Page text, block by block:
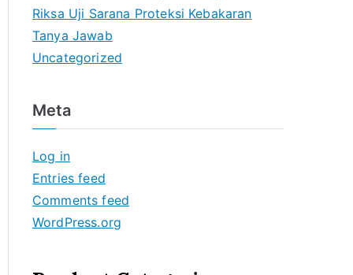
Riksa Uji Sarana Proteksi Kebakaran
Tanya Jawab
Uncategorized
Meta
Log in
Entries feed
Comments feed
WordPress.org